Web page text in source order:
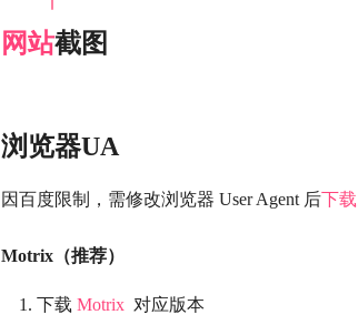
网站截图
浏览器UA
因百度限制，需修改浏览器 User Agent 后下载
Motrix（推荐）
下载 Motrix 对应版本